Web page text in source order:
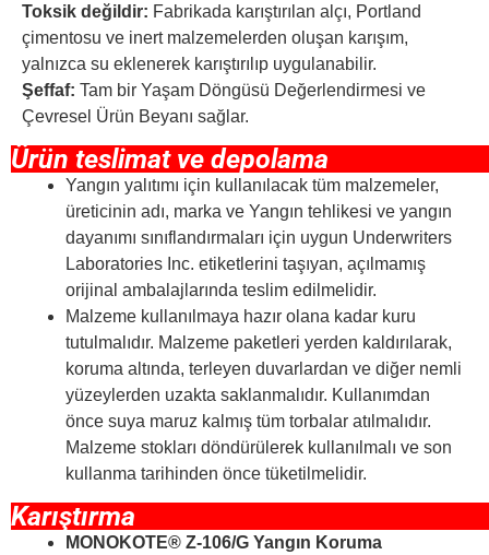
Toksik değildir: Fabrikada karıştırılan alçı, Portland
çimentosu ve inert malzemelerden oluşan karışım,
yalnızca su eklenerek karıştırılıp uygulanabilir.
Şeffaf: Tam bir Yaşam Döngüsü Değerlendirmesi ve
Çevresel Ürün Beyanı sağlar.
Ürün teslimat ve depolama
Yangın yalıtımı için kullanılacak tüm malzemeler,
üreticinin adı, marka ve Yangın tehlikesi ve yangın
dayanımı sınıflandırmaları için uygun Underwriters
Laboratories Inc. etiketlerini taşıyan, açılmamış
orijinal ambalajlarında teslim edilmelidir.
Malzeme kullanılmaya hazır olana kadar kuru
tutulmalıdır. Malzeme paketleri yerden kaldırılarak,
koruma altında, terleyen duvarlardan ve diğer nemli
yüzeylerden uzakta saklanmalıdır. Kullanımdan
önce suya maruz kalmış tüm torbalar atılmalıdır.
Malzeme stokları döndürülerek kullanılmalı ve son
kullanma tarihinden önce tüketilmelidir.
Karıştırma
MONOKOTE® Z-106/G Yangın Koruma